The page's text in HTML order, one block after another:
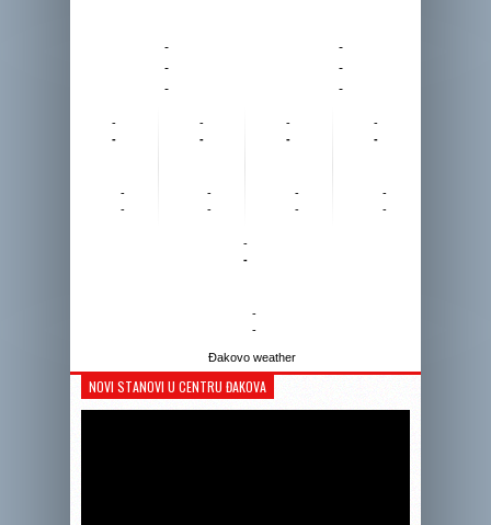
-
-
-
-
-
-
-
-
-
-
-
-
-
-
-
-
-
-
-
-
-
-
-
-
-
-
Đakovo weather
NOVI STANOVI U CENTRU ĐAKOVA